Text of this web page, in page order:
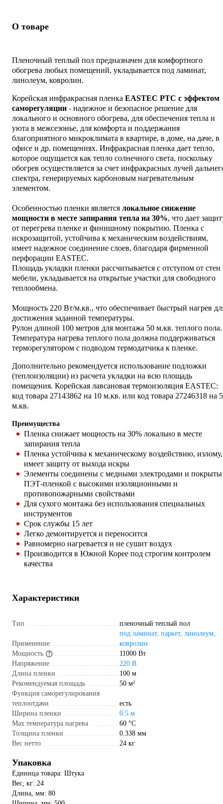
О товаре
Пленочный теплый пол предназначен для комфортного
обогрева любых помещений, укладывается под ламинат,
линолеум, ковролин.
Корейская инфракрасная пленка EASTEC PTC с эффектом
саморегуляции - надежное и безопасное решение для
локального и основного обогрева, для обеспечения тепла и
уюта в межсезонье, для комфорта и поддержания
благоприятного микроклимата в квартире, в доме, на даче, в
офисе и др. помещениях. Инфракрасная пленка дает тепло,
которое ощущается как тепло солнечного света, поскольку
обогрев осуществляется за счет инфракрасных лучей
спектра, генерируемых карбоновым нагревательным
элементом.
Особенностью пленки является локальное снижение
мощности в месте запирания тепла на 30%, что дает
от перегрева пленке и финишному покрытию. Пленка с
искрозащитой, устойчива к механическим воздействиям,
имеет надежное соединение слоев, благодаря фирменной
перфорации EASTEC.
Площадь укладки пленки рассчитывается с отступом от стен
мебели, укладывается на открытые участки для свободного
теплообмена.
Мощность 220 Вт/м.кв., что обеспечивает быстрый нагрев
достижения заданной температуры.
Рулон длиной 100 метров для монтажа 50 м.кв. теплого пола.
Температура нагрева теплого пола должна поддерживаться
терморегулятором с подводом термодатчика к пленке.
Дополнительно рекомендуется использование подложки
(теплоизоляции) из расчета укладки на всю площадь
помещения. Корейская лавсановая термоизоляция EASTEC:
код товара 27143862 на 10 м.кв. или код товара 27246318 на 5
м.кв.
Преимущества
Пленка снижает мощность на 30% локально в месте
запирания тепла
Пленка устойчива к механическому воздействию, излому,
имеет защиту от выхода искры
Элементы соединены с медными электродами и покрыты
ПЭТ-пленкой с высокими изоляционными и
противопожарными свойствами
Для сухого монтажа без использования специальных
инструментов
Срок службы 15 лет
Легко демонтируется и переносится
Равномерно нагревается и не сушит воздух
Производится в Южной Корее под строгим контролем
качества
Характеристики
Тип пленочный теплый пол
Применение
под ламинат, паркет, линолеум,
ковролин
Мощность
11000 Вт
Напряжение
220 В
Длина пленки
100 м
Рекомендуемая площадь
50 м²
Функция саморегулирования
теплоотдачи
есть
Ширина пленки
0.5 м
Max температура нагрева
60 °С
Толщина пленки
0.338 мм
Вес нетто
24 кг
Упаковка
Единица товара: Штука
Вес, кг: 24
Длина, мм: 80